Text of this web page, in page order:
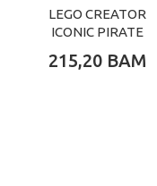
LEGO CREATOR
ICONIC PIRATE
215,20 BAM